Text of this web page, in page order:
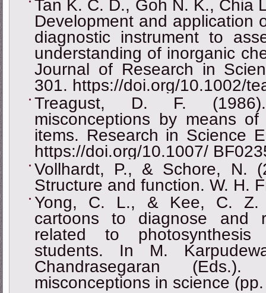
Tan K. C. D., Goh N. K., Chia
Development and application
diagnostic instrument to
understanding of inorganic
Journal of Research in
301. https://doi.org/10.1002/
Treagust, D. F. (1986).
misconceptions by means of
items. Research in Science
https://doi.org/10.1007/
Vollhardt, P., & Schore, N.
Structure and function. W. H.
Yong, C. L., & Kee, C. Z.
cartoons to diagnose and
related to
students. In M.
Chandrasegaran (Eds.).
misconceptions in science